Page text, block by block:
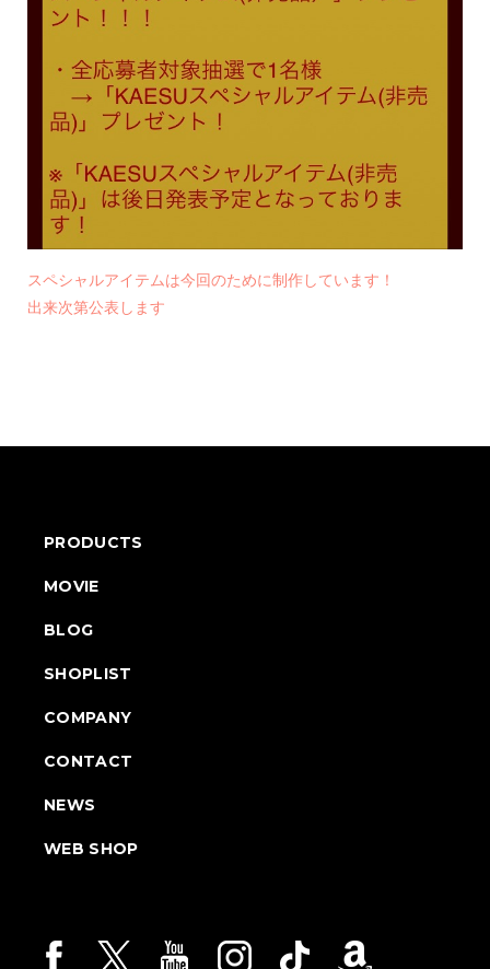
スペシャルアイテムは今回のために制作しています！
出来次第公表します
PRODUCTS
MOVIE
BLOG
SHOPLIST
COMPANY
CONTACT
NEWS
WEB SHOP